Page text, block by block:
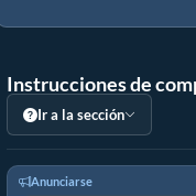
Instrucciones de
Ir a la sección
Anunciarse